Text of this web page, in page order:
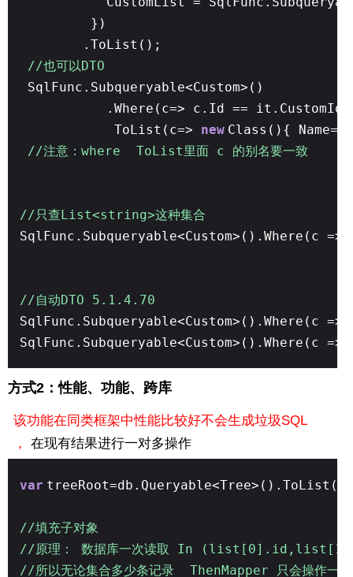
})
.ToList();
//也可以DTO
SqlFunc.Subqueryable<Custom>()
.Where(c=> c.Id ==
ToList(c=> new Class(){
//注意：where ToList里面 c 的别名要一致
//只查List<string>这种集合
SqlFunc.Subqueryable<Custom>().Where(c
//自动DTO 5.1.4.70
SqlFunc.Subqueryable<Custom>().Where(c
方式2：性能、功能、跨库
该功能在同类框架中性能比较好不会生成垃圾SQL
， 在现有结果进行一对多操作
var treeRoot=db.Queryable<Tree>().ToList();
//填充子对象
//原理： 数据库一次读取 In
//所以无论集合多少条记录 ThenMapper 只会操作